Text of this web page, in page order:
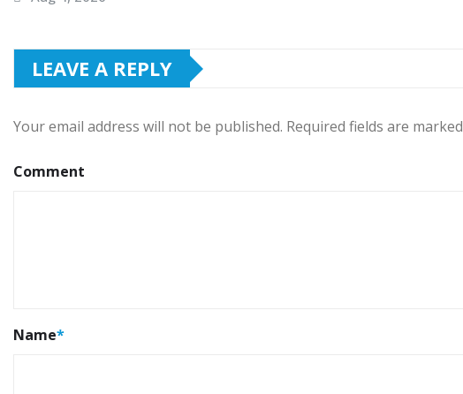
LEAVE A REPLY
Your email address will not be published. Required fields are marked
Comment
Name*